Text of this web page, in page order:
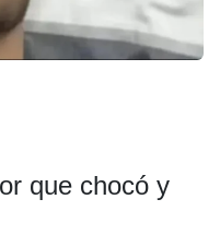
que chocó y